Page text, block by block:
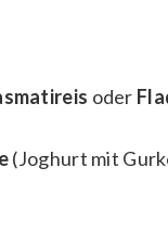
oder
(Joghurt mit